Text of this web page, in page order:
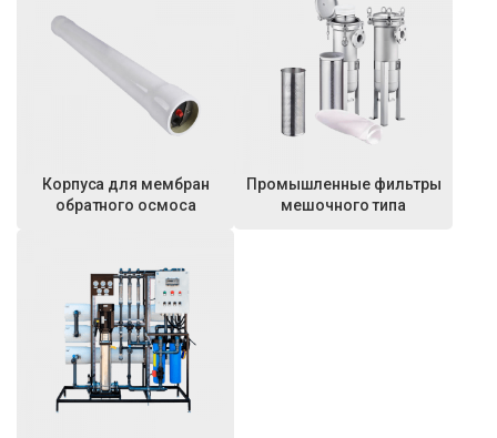
Корпуса для мембран
обратного осмоса
Промышленные фильтры
мешочного типа